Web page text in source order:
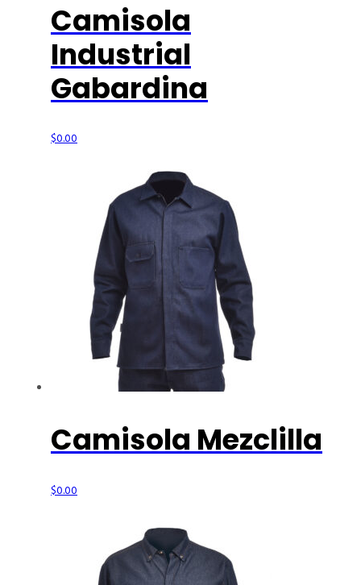
Camisola
Industrial
Gabardina
$0.00
Camisola Mezclilla
$0.00